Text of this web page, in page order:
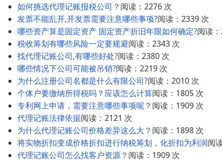
如何挑选代理记账报税公司？ 阅读：2276 次
发票不能乱开,开发票需要注意哪些事项?阅读：2339 次
哪些资产算是固定资产 固定资产折旧年限如何确定?阅读
税收筹划有哪些风险一定要规避阅读：2343 次
找代理记账公司,有哪些好处?阅读：2380 次
哪些情况下公司可能被吊销?阅读：2219 次
为什么注册公司名都是什么有限公司?阅读：2010 次
个体户要缴纳所得税吗？应该怎么计算阅读：1805 次
专利网上申请，需要注意哪些事项呢？ 阅读：1909 次
代理记账法律依据阅读：2121 次
为什么代理记账公司价格差异这么大？ 阅读：1898 次
将实物折扣变成价格折扣进行纳税筹划，化折扣为利润阅
代理记账公司怎么找客户资源？ 阅读：1909 次